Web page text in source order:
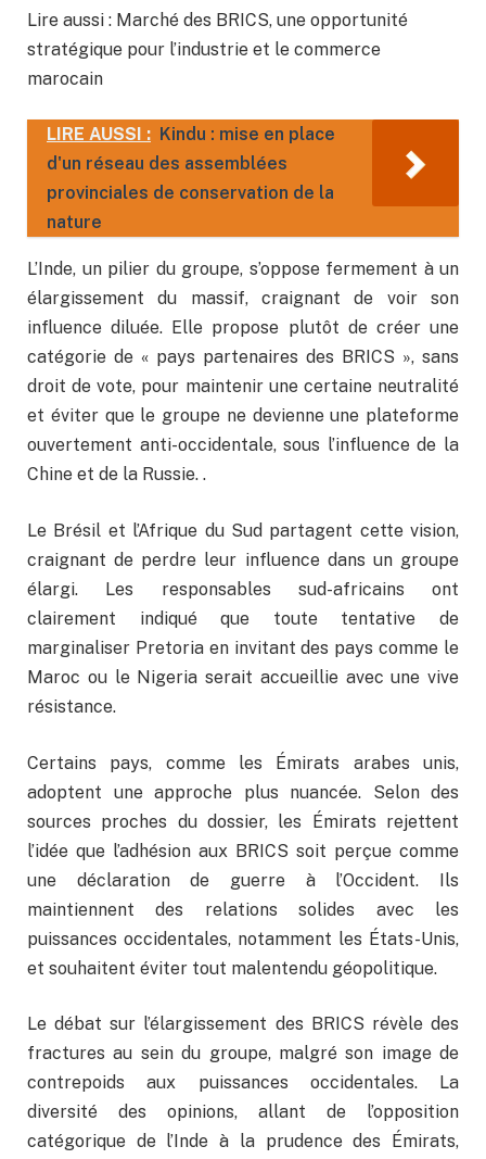
Lire aussi : Marché des BRICS, une opportunité
stratégique pour l’industrie et le commerce
marocain
LIRE AUSSI : Kindu : mise en place
d'un réseau des assemblées
provinciales de conservation de la
nature
L’Inde, un pilier du groupe, s’oppose fermement à un
élargissement du massif, craignant de voir son
influence diluée. Elle propose plutôt de créer une
catégorie de « pays partenaires des BRICS », sans
droit de vote, pour maintenir une certaine neutralité
et éviter que le groupe ne devienne une plateforme
ouvertement anti-occidentale, sous l’influence de la
Chine et de la Russie. .
Le Brésil et l’Afrique du Sud partagent cette vision,
craignant de perdre leur influence dans un groupe
élargi. Les responsables sud-africains ont
clairement indiqué que toute tentative de
marginaliser Pretoria en invitant des pays comme le
Maroc ou le Nigeria serait accueillie avec une vive
résistance.
Certains pays, comme les Émirats arabes unis,
adoptent une approche plus nuancée. Selon des
sources proches du dossier, les Émirats rejettent
l’idée que l’adhésion aux BRICS soit perçue comme
une déclaration de guerre à l’Occident. Ils
maintiennent des relations solides avec les
puissances occidentales, notamment les États-Unis,
et souhaitent éviter tout malentendu géopolitique.
Le débat sur l’élargissement des BRICS révèle des
fractures au sein du groupe, malgré son image de
contrepoids aux puissances occidentales. La
diversité des opinions, allant de l’opposition
catégorique de l’Inde à la prudence des Émirats,